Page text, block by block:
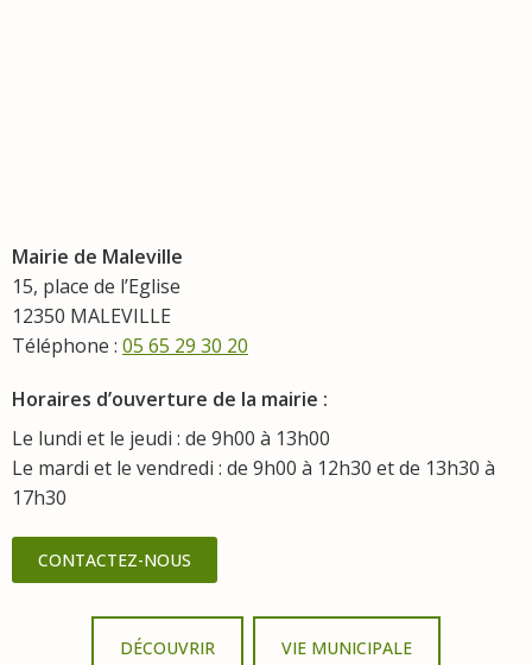
Mairie de Maleville
15, place de l’Eglise
12350 MALEVILLE
Téléphone : 05 65 29 30 20
Horaires d’ouverture de la mairie :
Le lundi et le jeudi : de 9h00 à 13h00
Le mardi et le vendredi : de 9h00 à 12h30 et de 13h30 à
17h30
CONTACTEZ-NOUS
DÉCOUVRIR VIE MUNICIPALE